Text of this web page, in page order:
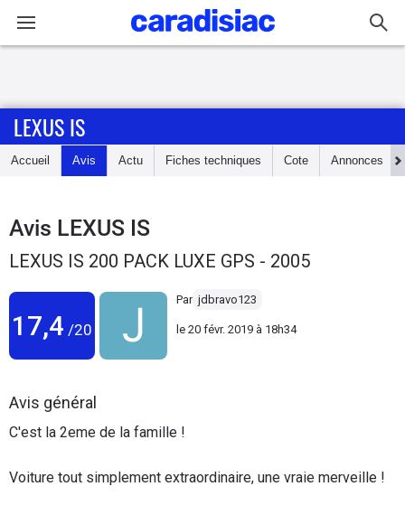
Accueil
Essais
Guide
Electriques
Flottes
LEXUS IS
Accueil Avis Actu Fiches techniques Cote Annonces
Avis LEXUS IS
LEXUS IS 200 PACK LUXE GPS - 2005
17,4 /20
Par jdbravo123
le 20 févr. 2019 à 18h34
Avis général
C'est la 2eme de la famille !
Voiture tout simplement extraordinaire, une vraie merveille !